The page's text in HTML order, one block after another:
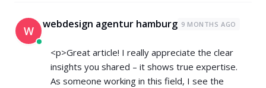
W webdesign agentur hamburg 9 MONTHS AGO
<p>Great article! I really appreciate the clear
insights you shared – it shows true expertise.
As someone working in this field, I see the